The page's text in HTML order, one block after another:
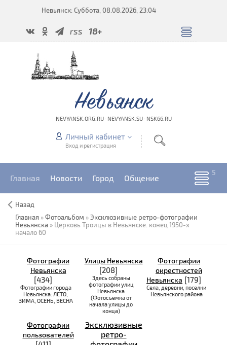
Невьянск: Суббота, 08.08.2026, 23:04
rss 18+
Невьянск
NEVYANSK.ORG.RU · NEVYANSK.SU · NSK66.RU
Личный кабинет
Вход и регистрация
Главная Новости Город Общение
Назад
Главная »Фотоальбом »Эксклюзивные ретро-фотографии
Невьянска » Церковь Троицы в Невьянске. конец 1950-х
начало 60
Фотографии
Невьянска
[434]
Фотографии города
Невьянска: ЛЕТО,
ЗИМА, ОСЕНЬ, ВЕСНА
Улицы Невьянска
[208]
Здесь собраны
фотографии улиц
Невьянска
(Фотосъемка от
начала улицы до
конца)
Фотографии
окрестностей
Невьянска [179]
Села, деревни, поселки
Невьянского района
Фотографии
пользователей
Эксклюзивные
ретро-